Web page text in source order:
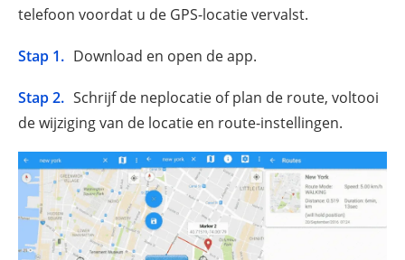
telefoon voordat u de GPS-locatie vervalst.
Stap 1. Download en open de app.
Stap 2. Schrijf de neplocatie of plan de route, voltooi
de wijziging van de locatie en route-instellingen.